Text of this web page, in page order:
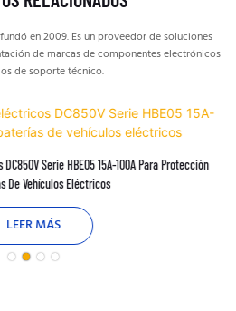
en 2009. Es un proveedor de soluciones
de marcas de componentes electrónicos
de soporte técnico.
Serie HBE05 15A-100A Para Protección
De Vehículos Eléctricos
LEER MÁS